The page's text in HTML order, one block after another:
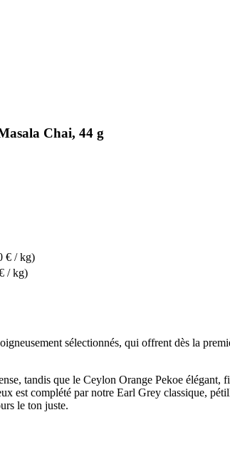
Chai, 44 g
€ / kg)
/ kg)
sélectionnés, qui offrent dès la
tandis que le Ceylon Orange Pekoe
est complété par notre Earl Grey classique,
le ton juste.